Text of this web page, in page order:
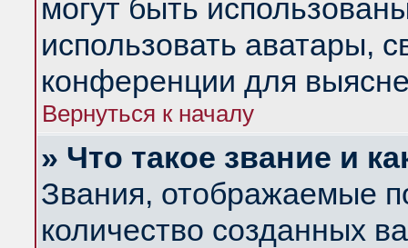
могут быть
использовать аватары,
конференции для
Вернуться к началу
» Что такое звание и
Звания, отображаемые
количество созданных